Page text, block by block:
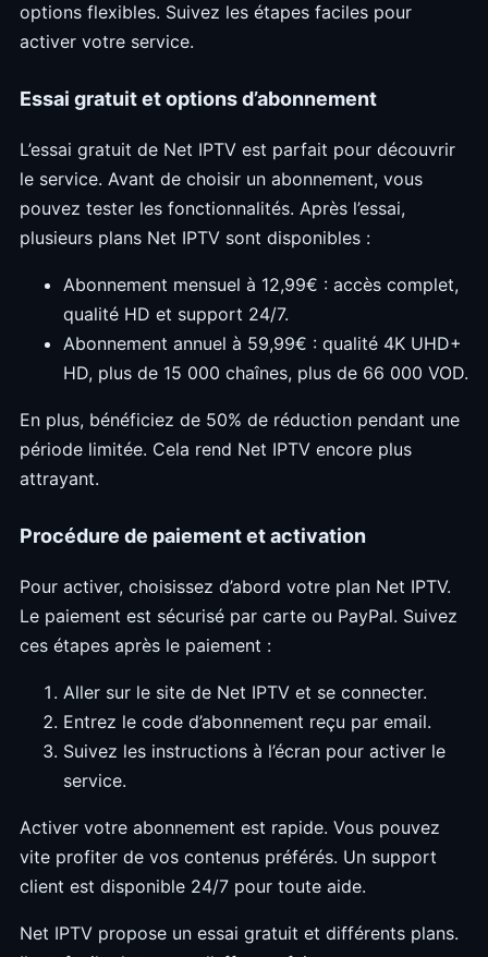
options flexibles. Suivez les étapes faciles pour
activer votre service.
Essai gratuit et options d’abonnement
L’essai gratuit de Net IPTV est parfait pour découvrir
le service. Avant de choisir un abonnement, vous
pouvez tester les fonctionnalités. Après l’essai,
plusieurs plans Net IPTV sont disponibles :
Abonnement mensuel à 12,99€ : accès complet,
qualité HD et support 24/7.
Abonnement annuel à 59,99€ : qualité 4K UHD+
HD, plus de 15 000 chaînes, plus de 66 000 VOD.
En plus, bénéficiez de 50% de réduction pendant une
période limitée. Cela rend Net IPTV encore plus
attrayant.
Procédure de paiement et activation
Pour activer, choisissez d’abord votre plan Net IPTV.
Le paiement est sécurisé par carte ou PayPal. Suivez
ces étapes après le paiement :
Aller sur le site de Net IPTV et se connecter.
Entrez le code d’abonnement reçu par email.
Suivez les instructions à l’écran pour activer le
service.
Activer votre abonnement est rapide. Vous pouvez
vite profiter de vos contenus préférés. Un support
client est disponible 24/7 pour toute aide.
Net IPTV propose un essai gratuit et différents plans.